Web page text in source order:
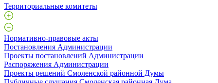
Территориальные комитеты
Нормативно-правовые акты
Постановления Администрации
Проекты постановлений Администрации
Распоряжения Администрации
Проекты решений Смоленской районной Думы